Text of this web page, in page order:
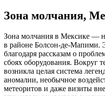
Зона молчания,
Зона молчания в Мексике —
в районе Болсон-де-Мапими.
благодаря рассказам о
сбоях оборудования. Вокруг
возникла целая система
аномалии, необычное
метеоритов и даже визиты